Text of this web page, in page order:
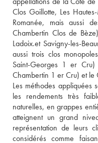
Clos Goillotte, Les
Romanée, mais aussi
Chambertin Clos de
Ladoix.et Savigny-les-
aussi trois clos
Saint-Georges 1 er
Chambertin 1 er Cru) et le
Les méthodes appliquées
les rendements très
naturelles, en grappes
atteignent un grand
représentation de leurs
considérés comme